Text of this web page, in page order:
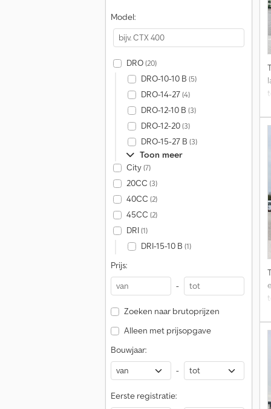
Model:
DRO(20)
DRO-10-10 B (5)
DRO-14-27(4)
DRO-12-10 B (3)
DRO-12-20(3)
DRO-15-27 B (3)
Toon meer
City(7)
20CC (3)
40CC (2)
45CC (2)
DRI(1)
DRI-15-10 B (1)
Prijs:
-
Zoeken naar brutoprijzen
Alleen met prijsopgave
Bouwjaar:
-
Eerste registratie: